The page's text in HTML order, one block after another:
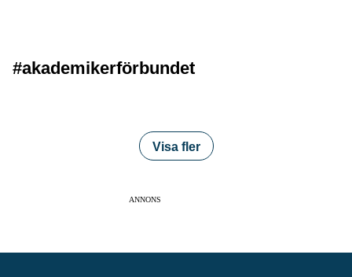
#akademikerförbundet
Visa fler
ANNONS